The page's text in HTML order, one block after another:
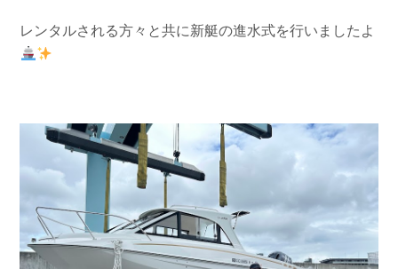
レンタルされる方々と共に新艇の進水式を行いましたよ